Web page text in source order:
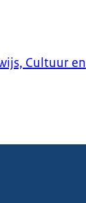
Cultuur en